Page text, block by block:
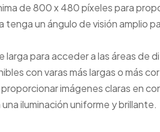
de 800 x 480 píxeles para
un ángulo de visión amplio
para acceder a las áreas de
con varas más largas o más
imágenes claras en
iluminación uniforme y brillante.